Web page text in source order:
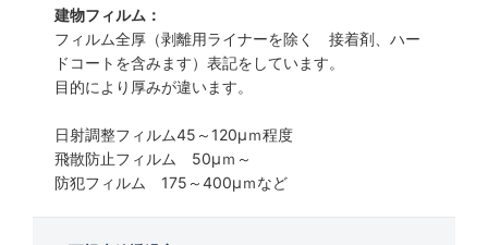
建物フィルム：
フィルム全厚（剥離用ライナーを除く 接着剤、ハー
ドコートを含みます）表記をしています。
目的により厚みが違います。
日射調整フィルム45～120µｍ程度
飛散防止フィルム 50µｍ～
防犯フィルム 175～400µｍなど